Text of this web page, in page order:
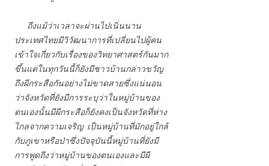
ถึงแม้ว่าเวลาจะผ่านไปเนิ่นนาน
ประเทศไทยมีวิวัฒนาการที่เปลี่ยนไปผู้คน
เข้าใจเกี่ยวกับเรื่องของวิทยาศาสตร์กันมาก
ขึ้นแต่ในทุกวันนี้ก็ยังมีชาวบ้านกล่าวขวัญ
ถึงผีกระสือกันอย่างไม่ขาดสายซึ่งแน่นอน
ว่าจังหวัดที่ยังมีการระบุว่าในหมู่บ้านของ
ตนเองนั้นมีผีกระสือก็ยังคงเป็นจังหวัดที่ห่าง
ไกลจากความเจริญ เป็นหมู่บ้านที่มักอยู่ใกล้
กับภูเขาหรือป่าซึ่งปัจจุบันนี้หมู่บ้านที่ยังมี
การพูดถึงว่าหมู่บ้านของตนเองและมีผี